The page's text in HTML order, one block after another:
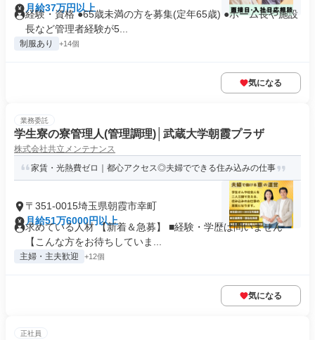
月給37万円以上
経験・資格 ●65歳未満の方を募集(定年65歳) ●ホーム長や施設
長など管理者経験が5...
制服あり +14個
気になる
業務委託
学生寮の寮管理人(管理調理)│武蔵大学朝霞プラザ
株式会社共立メンテナンス
家賃・光熱費ゼロ｜都心アクセス◎夫婦でできる住み込みの仕事
〒351-0015埼玉県朝霞市幸町
月給51万6000円以上
求めている人材 【新着＆急募】 ■経験・学歴は問いません
【こんな方をお待ちしていま...
主婦・主夫歓迎 +12個
気になる
正社員